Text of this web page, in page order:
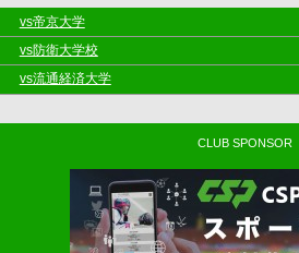
vs帝京大学
vs防衛大学校
vs流通経済大学
CLUB SPONSOR